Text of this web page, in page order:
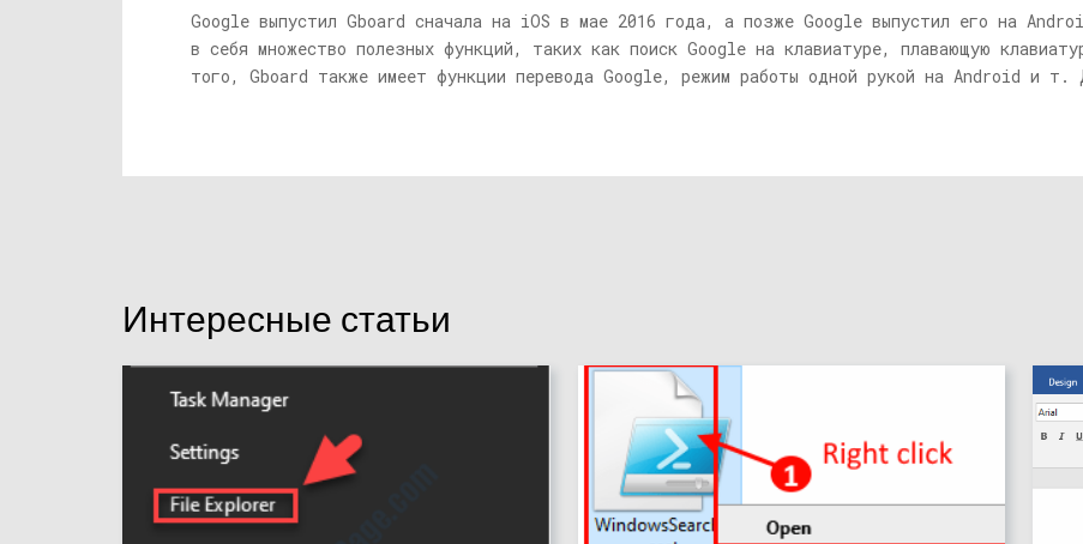
Google выпустил Gboard сначала на iOS в мае 2016 года, а позже Google выпустил его на
в себя множество полезных функций, таких как поиск Google на клавиатуре, плавающую
того, Gboard также имеет функции перевода Google, режим работы одной рукой на Android и т.
Интересные статьи